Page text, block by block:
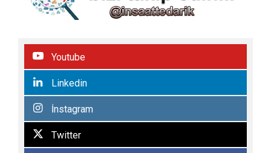
Youtube
Linkedin
İnstagram
Twitter